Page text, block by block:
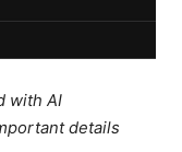
with AI
details